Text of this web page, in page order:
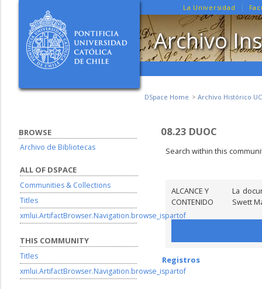
La Universidad
Archivo
DSpace Home Archivo Histórico UC
08.23 DUOC
Search within this
ALCANCE Y
CONTENIDO
La
Swett
Registros
BROWSE
Archivo de Bibliotecas
ALL OF DSPACE
Communities & Collections
Titles
xmlui.ArtifactBrowser.Navigation.browse_ispartof
THIS COMMUNITY
Titles
xmlui.ArtifactBrowser.Navigation.browse_ispartof